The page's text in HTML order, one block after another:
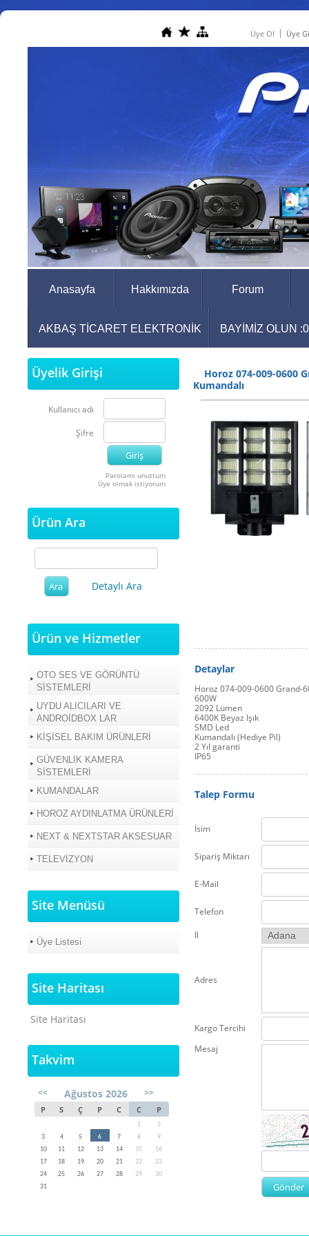
Üye Ol Üye
Anasayfa Hakkımızda Forum
AKBAŞ TİCARET ELEKTRONİK BAYİMİZ OLUN
Üyelik Girişi
Kullanıcı adı
Şifre
Parolamı unuttum
Üye olmak istiyorum
Ürün Ara
Detaylı Ara
Ürün ve Hizmetler
OTO SES VE GÖRÜNTÜ
SİSTEMLERİ
UYDU ALICILARI VE
ANDROİDBOX LAR
KİŞİSEL BAKIM ÜRÜNLERİ
GÜVENLİK KAMERA
SİSTEMLERİ
KUMANDALAR
HOROZ AYDINLATMA ÜRÜNLERİ
NEXT & NEXTSTAR AKSESUAR
TELEVİZYON
Site Menüsü
Üye Listesi
Site Haritası
Site Haritası
Takvim
<< Ağustos 2026 >>
P S Ç P C C P
1
2
3
4 5 6 7 8
9
10
11 12 13 14 15
16
17
18 19 20 21 22
23
24
25 26 27 28 29
30
31
Horoz 074-009-0600
Kumandalı
Detaylar
Horoz 074-009-0600 Grand-
600W
2092 Lümen
6400K Beyaz Işık
SMD Led
Kumandalı (Hediye Pil)
2 Yıl garanti
IP65
Talep Formu
İsim
Sipariş Miktarı
E-Mail
Telefon
İl
Adres
Kargo Tercihi
Mesaj